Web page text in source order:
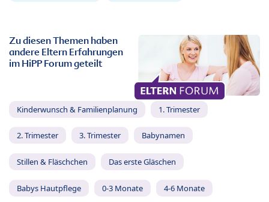
Zu diesen Themen haben
andere Eltern Erfahrungen
im HiPP Forum geteilt
Kinderwunsch & Familienplanung 1. Trimester
2. Trimester 3. Trimester Babynamen
Stillen & Fläschchen Das erste Gläschen
Babys Hautpflege 0-3 Monate 4-6 Monate